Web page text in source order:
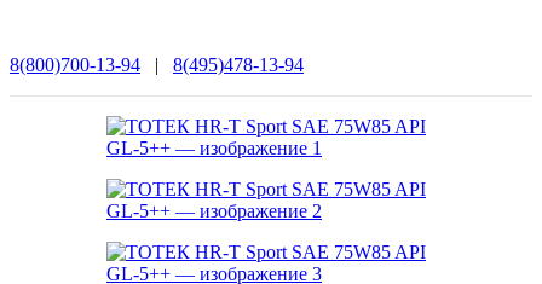
8(800)700-13-94 | 8(495)478-13-94